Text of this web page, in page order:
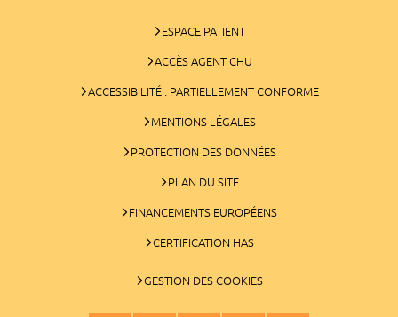
ESPACE PATIENT
ACCÈS AGENT CHU
ACCESSIBILITÉ : PARTIELLEMENT CONFORME
MENTIONS LÉGALES
PROTECTION DES DONNÉES
PLAN DU SITE
FINANCEMENTS EUROPÉENS
CERTIFICATION HAS
GESTION DES COOKIES